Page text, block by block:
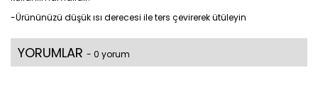
-Ürününüzü düşük ısı derecesi ile ters çevirerek ütüleyin
YORUMLAR - 0 yorum